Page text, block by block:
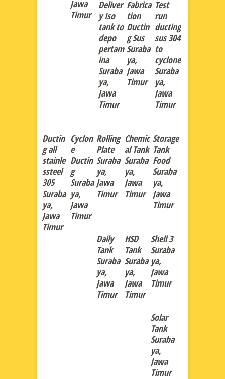
Jawa
Timur
Deliver
y Iso
tank to
depo
pertam
ina
Suraba
ya,
Jawa
Timur
Fabrica
tion
Ductin
g Sus
Suraba
ya,
Jawa
Timur
Test
run
ducting
sus 304
to
cyclone
Suraba
ya,
Jawa
Timur
Ductin
g all
stainle
ssteel
305
Suraba
ya,
Jawa
Timur
Cyclon
e
Ductin
g
Suraba
ya,
Jawa
Timur
Rolling
Plate
Suraba
ya,
Jawa
Timur
Chemic
al Tank
Suraba
ya,
Jawa
Timur
Storage
Tank
Food
Suraba
ya,
Jawa
Timur
Daily
Tank
Suraba
ya,
Jawa
Timur
HSD
Tank
Suraba
ya,
Jawa
Timur
Shell 3
Suraba
ya,
Jawa
Timur
Solar
Tank
Suraba
ya,
Jawa
Timur